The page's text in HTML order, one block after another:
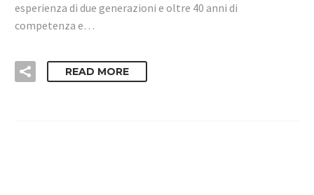
esperienza di due generazioni e oltre 40 anni di
competenza e…
READ MORE